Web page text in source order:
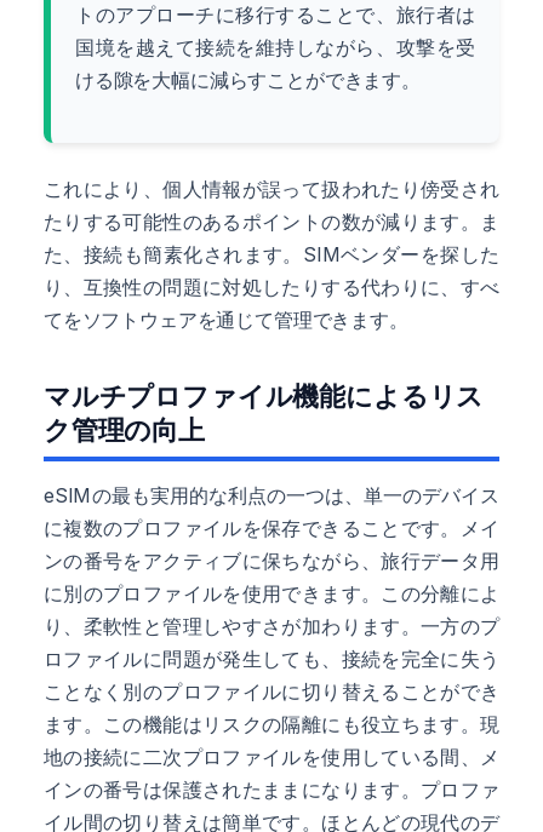
トのアプローチに移行することで、旅行者は
国境を越えて接続を維持しながら、攻撃を受
ける隙を大幅に減らすことができます。
これにより、個人情報が誤って扱われたり傍受され
たりする可能性のあるポイントの数が減ります。ま
た、接続も簡素化されます。SIMベンダーを探した
り、互換性の問題に対処したりする代わりに、すべ
てをソフトウェアを通じて管理できます。
マルチプロファイル機能によるリス
ク管理の向上
eSIMの最も実用的な利点の一つは、単一のデバイス
に複数のプロファイルを保存できることです。メイ
ンの番号をアクティブに保ちながら、旅行データ用
に別のプロファイルを使用できます。この分離によ
り、柔軟性と管理しやすさが加わります。一方のプ
ロファイルに問題が発生しても、接続を完全に失う
ことなく別のプロファイルに切り替えることができ
ます。この機能はリスクの隔離にも役立ちます。現
地の接続に二次プロファイルを使用している間、メ
インの番号は保護されたままになります。プロファ
イル間の切り替えは簡単です。ほとんどの現代のデ